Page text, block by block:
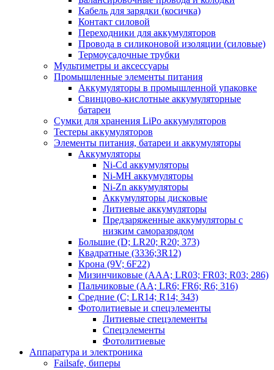
Кабель для зарядки (косичка)
Контакт силовой
Переходники для аккумуляторов
Провода в силиконовой изоляции (силовые)
Термоусадочные трубки
Мультиметры и аксессуары
Промышленные элементы питания
Аккумуляторы в промышленной упаковке
Свинцово-кислотные аккумуляторные
батареи
Сумки для хранения LiPo аккумуляторов
Тестеры аккумуляторов
Элементы питания, батареи и аккумуляторы
Аккумуляторы
Ni-Cd аккумуляторы
Ni-MH аккумуляторы
Ni-Zn аккумуляторы
Аккумуляторы дисковые
Литиевые аккумуляторы
Предзаряженные аккумуляторы с
низким саморазрядом
Большие (D; LR20; R20; 373)
Квадратные (3336;3R12)
Крона (9V; 6F22)
Мизинчиковые (AAA; LR03; FR03; R03; 286)
Пальчиковые (AA; LR6; FR6; R6; 316)
Средние (C; LR14; R14; 343)
Фотолитиевые и спецэлементы
Литиевые спецэлементы
Спецэлементы
Фотолитиевые
Аппаратура и электроника
Failsafe, биперы